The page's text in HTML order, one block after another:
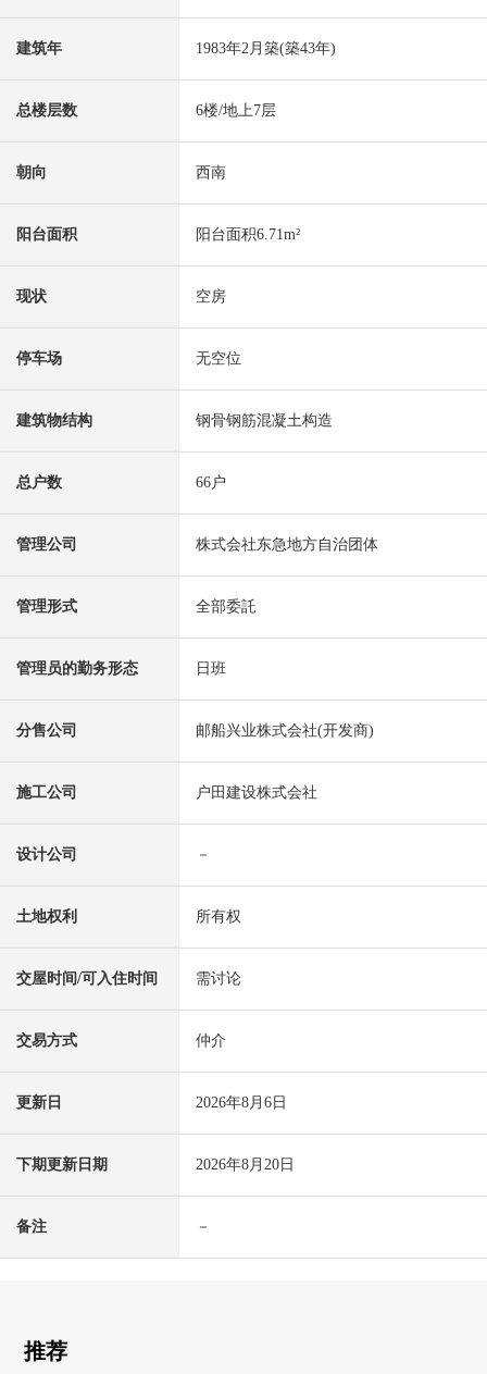
建筑年 1983年2月築(築43年)
总楼层数 6楼/地上7层
朝向 西南
阳台面积 阳台面积6.71m²
现状 空房
停车场 无空位
建筑物结构 钢骨钢筋混凝土构造
总户数 66户
管理公司 株式会社东急地方自治团体
管理形式 全部委託
管理员的勤务形态 日班
分售公司 邮船兴业株式会社(开发商)
施工公司 户田建设株式会社
设计公司 －
土地权利 所有权
交屋时间/可入住时间 需讨论
交易方式 仲介
更新日 2026年8月6日
下期更新日期 2026年8月20日
备注 －
推荐